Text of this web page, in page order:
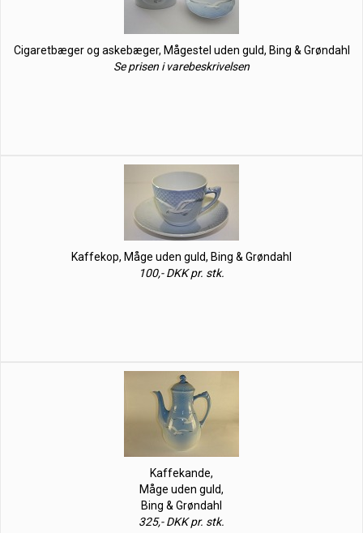
Cigaretbæger og askebæger, Mågestel uden guld, Bing & Grøndahl
Se prisen i varebeskrivelsen
Kaffekop, Måge uden guld, Bing & Grøndahl
100,- DKK pr. stk.
Kaffekande,
Måge uden guld,
Bing & Grøndahl
325,- DKK pr. stk.